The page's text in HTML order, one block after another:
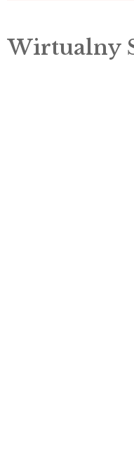
Wirtualny